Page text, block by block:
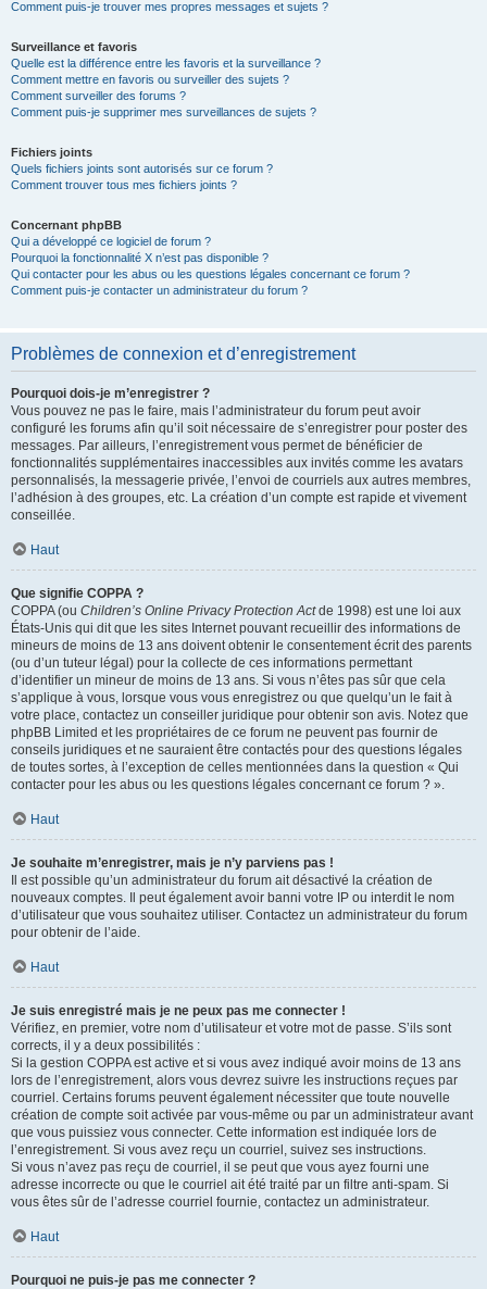
Comment puis-je trouver mes propres messages et sujets ?
Surveillance et favoris
Quelle est la différence entre les favoris et la surveillance ?
Comment mettre en favoris ou surveiller des sujets ?
Comment surveiller des forums ?
Comment puis-je supprimer mes surveillances de sujets ?
Fichiers joints
Quels fichiers joints sont autorisés sur ce forum ?
Comment trouver tous mes fichiers joints ?
Concernant phpBB
Qui a développé ce logiciel de forum ?
Pourquoi la fonctionnalité X n’est pas disponible ?
Qui contacter pour les abus ou les questions légales concernant ce forum ?
Comment puis-je contacter un administrateur du forum ?
Problèmes de connexion et d’enregistrement
Pourquoi dois-je m’enregistrer ?
Vous pouvez ne pas le faire, mais l’administrateur du forum peut avoir
configuré les forums afin qu’il soit nécessaire de s’enregistrer pour poster des
messages. Par ailleurs, l’enregistrement vous permet de bénéficier de
fonctionnalités supplémentaires inaccessibles aux invités comme les avatars
personnalisés, la messagerie privée, l’envoi de courriels aux autres membres,
l’adhésion à des groupes, etc. La création d’un compte est rapide et vivement
conseillée.
Haut
Que signifie COPPA ?
COPPA (ou Children’s Online Privacy Protection Actde 1998) est une loi aux
États-Unis qui dit que les sites Internet pouvant recueillir des informations de
mineurs de moins de 13 ans doivent obtenir le consentement écrit des parents
(ou d’un tuteur légal) pour la collecte de ces informations permettant
d’identifier un mineur de moins de 13 ans. Si vous n’êtes pas sûr que cela
s’applique à vous, lorsque vous vous enregistrez ou que quelqu’un le fait à
votre place, contactez un conseiller juridique pour obtenir son avis. Notez que
phpBB Limited et les propriétaires de ce forum ne peuvent pas fournir de
conseils juridiques et ne sauraient être contactés pour des questions légales
de toutes sortes, à l’exception de celles mentionnées dans la question « Qui
contacter pour les abus ou les questions légales concernant ce forum ? ».
Haut
Je souhaite m’enregistrer, mais je n’y parviens pas !
Il est possible qu’un administrateur du forum ait désactivé la création de
nouveaux comptes. Il peut également avoir banni votre IP ou interdit le nom
d’utilisateur que vous souhaitez utiliser. Contactez un administrateur du forum
pour obtenir de l’aide.
Haut
Je suis enregistré mais je ne peux pas me connecter !
Vérifiez, en premier, votre nom d’utilisateur et votre mot de passe. S’ils sont
corrects, il y a deux possibilités :
Si la gestion COPPA est active et si vous avez indiqué avoir moins de 13 ans
lors de l’enregistrement, alors vous devrez suivre les instructions reçues par
courriel. Certains forums peuvent également nécessiter que toute nouvelle
création de compte soit activée par vous-même ou par un administrateur avant
que vous puissiez vous connecter. Cette information est indiquée lors de
l’enregistrement. Si vous avez reçu un courriel, suivez ses instructions.
Si vous n’avez pas reçu de courriel, il se peut que vous ayez fourni une
adresse incorrecte ou que le courriel ait été traité par un filtre anti-spam. Si
vous êtes sûr de l’adresse courriel fournie, contactez un administrateur.
Haut
Pourquoi ne puis-je pas me connecter ?